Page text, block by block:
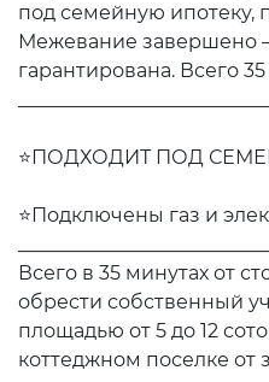
под семейную ипотеку,
Межевание завершено
гарантирована. Всего
⭐ПОДХОДИТ ПОД
⭐Подключены газ и
Всего в 35 минутах от
обрести собственный
площадью от 5 до 12
коттеджном поселке от